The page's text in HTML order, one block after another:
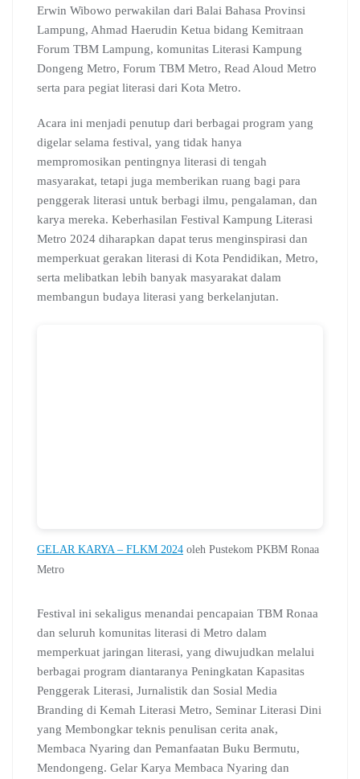
Erwin Wibowo perwakilan dari Balai Bahasa Provinsi
Lampung, Ahmad Haerudin Ketua bidang Kemitraan
Forum TBM Lampung, komunitas Literasi Kampung
Dongeng Metro, Forum TBM Metro, Read Aloud Metro
serta para pegiat literasi dari Kota Metro.
Acara ini menjadi penutup dari berbagai program yang
digelar selama festival, yang tidak hanya
mempromosikan pentingnya literasi di tengah
masyarakat, tetapi juga memberikan ruang bagi para
penggerak literasi untuk berbagi ilmu, pengalaman, dan
karya mereka. Keberhasilan Festival Kampung Literasi
Metro 2024 diharapkan dapat terus menginspirasi dan
memperkuat gerakan literasi di Kota Pendidikan, Metro,
serta melibatkan lebih banyak masyarakat dalam
membangun budaya literasi yang berkelanjutan.
GELAR KARYA – FLKM 2024 oleh Pustekom PKBM Ronaa
Metro
Festival ini sekaligus menandai pencapaian TBM Ronaa
dan seluruh komunitas literasi di Metro dalam
memperkuat jaringan literasi, yang diwujudkan melalui
berbagai program diantaranya Peningkatan Kapasitas
Penggerak Literasi, Jurnalistik dan Sosial Media
Branding di Kemah Literasi Metro, Seminar Literasi Dini
yang Membongkar teknis penulisan cerita anak,
Membaca Nyaring dan Pemanfaatan Buku Bermutu,
Mendongeng. Gelar Karya Membaca Nyaring dan